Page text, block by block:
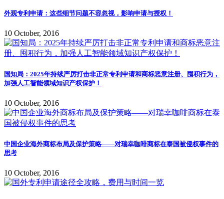
外观专利申请：这些细节问题不容忽视，影响申请与授权！
10 October, 2016
国知局：2025年持续严厉打击非正常专利申请和商标恶意注册、囤积行为，
加强人工智能领域知识产权保护！
10 October, 2016
中国企业海外商标布局及保护策略——对瑞幸咖啡商标在泰国被侵权事件的
思考
10 October, 2016